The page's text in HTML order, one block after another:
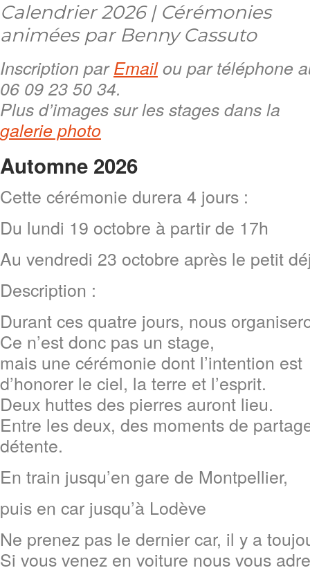
Calendrier 2026 | Cérémonies
animées par Benny Cassuto
Inscription parEmailou par téléphone
06 09 23 50 34.
Plus d’images sur les stages dans la
galerie photo
Automne 2026
Cette cérémonie durera 4 jours :
Du lundi 19 octobre à partir de 17h
Au vendredi 23 octobre après le petit
Description :
Durant ces quatre jours, nous
Ce n’est donc pas un stage,
mais une cérémonie dont l’intention est
d’honorer le ciel, la terre et l’esprit.
Deux huttes des pierres auront lieu.
Entre les deux, des moments de
détente.
En train jusqu’en gare de Montpellier,
puis en car jusqu’à Lodève
Ne prenez pas le dernier car, il y a
Si vous venez en voiture nous vous